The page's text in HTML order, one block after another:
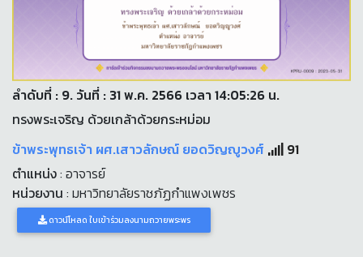
ลำดับที่ : 9. วันที่ : 31 พ.ค. 2566 เวลา 14:05:26 น.
ทรงพระเจริญ ด้วยเกล้าด้วยกระหม่อม
ข้าพระพุทธเจ้า ผศ.เสาวลักษณ์ ยอดวิญญูวงศ์
91
ตำแหน่ง: อาจารย์
หน่วยงาน : มหาวิทยาลัยราชภัฏกำแพงเพชร
ดาวน์โหลด ใบเข้าร่วมลงนามถวายพระพร